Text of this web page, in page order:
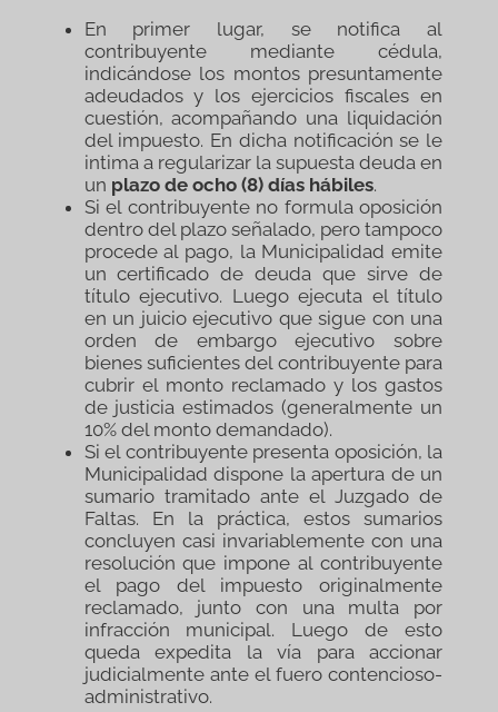
En primer lugar, se notifica al
contribuyente mediante cédula,
indicándose los montos presuntamente
adeudados y los ejercicios fiscales en
cuestión, acompañando una liquidación
del impuesto. En dicha notificación se le
intima a regularizar la supuesta deuda en
un plazo de ocho (8) días hábiles.
Si el contribuyente no formula oposición
dentro del plazo señalado, pero tampoco
procede al pago, la Municipalidad emite
un certificado de deuda que sirve de
título ejecutivo. Luego ejecuta el título
en un juicio ejecutivo que sigue con una
orden de embargo ejecutivo sobre
bienes suficientes del contribuyente para
cubrir el monto reclamado y los gastos
de justicia estimados (generalmente un
10% del monto demandado).
Si el contribuyente presenta oposición, la
Municipalidad dispone la apertura de un
sumario tramitado ante el Juzgado de
Faltas. En la práctica, estos sumarios
concluyen casi invariablemente con una
resolución que impone al contribuyente
el pago del impuesto originalmente
reclamado, junto con una multa por
infracción municipal. Luego de esto
queda expedita la vía para accionar
judicialmente ante el fuero contencioso-
administrativo.